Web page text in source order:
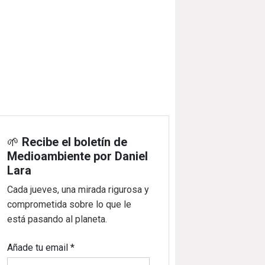
🌱 Recibe el boletín de
Medioambiente por Daniel
Lara
Cada jueves, una mirada rigurosa y
comprometida sobre lo que le
está pasando al planeta.
Añade tu email*